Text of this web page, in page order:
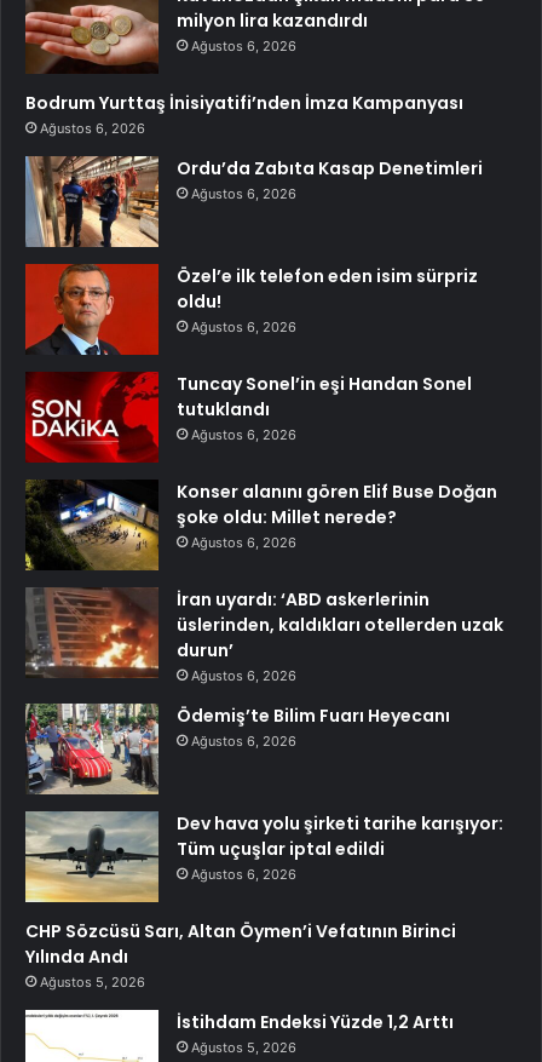
milyon lira kazandırdı
Ağustos 6, 2026
Bodrum Yurttaş İnisiyatifi’nden İmza Kampanyası
Ağustos 6, 2026
Ordu’da Zabıta Kasap Denetimleri
Ağustos 6, 2026
Özel’e ilk telefon eden isim sürpriz
oldu!
Ağustos 6, 2026
Tuncay Sonel’in eşi Handan Sonel
tutuklandı
Ağustos 6, 2026
Konser alanını gören Elif Buse Doğan
şoke oldu: Millet nerede?
Ağustos 6, 2026
İran uyardı: ‘ABD askerlerinin
üslerinden, kaldıkları otellerden uzak
durun’
Ağustos 6, 2026
Ödemiş’te Bilim Fuarı Heyecanı
Ağustos 6, 2026
Dev hava yolu şirketi tarihe karışıyor:
Tüm uçuşlar iptal edildi
Ağustos 6, 2026
CHP Sözcüsü Sarı, Altan Öymen’i Vefatının Birinci
Yılında Andı
Ağustos 5, 2026
İstihdam Endeksi Yüzde 1,2 Arttı
Ağustos 5, 2026